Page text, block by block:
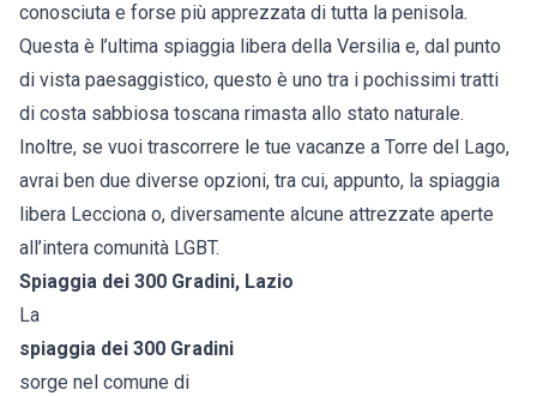
conosciuta e forse più apprezzata di tutta la penisola.
Questa è l’ultima spiaggia libera della Versilia e, dal punto
di vista paesaggistico, questo è uno tra i pochissimi tratti
di costa sabbiosa toscana rimasta allo stato naturale.
Inoltre, se vuoi trascorrere le tue vacanze a Torre del Lago,
avrai ben due diverse opzioni, tra cui, appunto, la spiaggia
libera Lecciona o, diversamente alcune attrezzate aperte
all’intera comunità LGBT.
Spiaggia dei 300 Gradini, Lazio
La
spiaggia dei 300 Gradini
sorge nel comune di